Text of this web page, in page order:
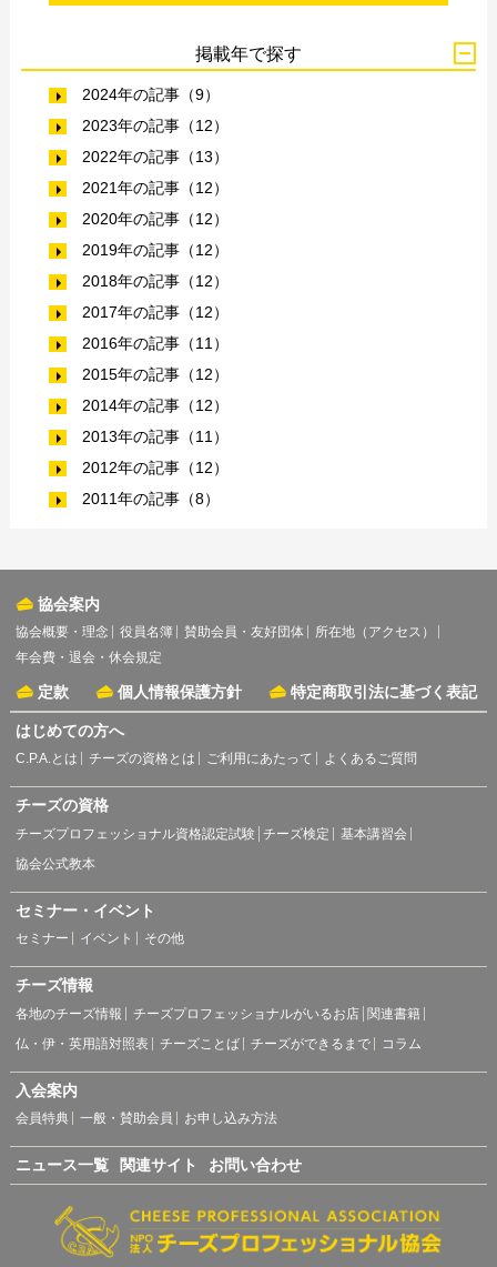
掲載年で探す
2024年の記事（9）
2023年の記事（12）
2022年の記事（13）
2021年の記事（12）
2020年の記事（12）
2019年の記事（12）
2018年の記事（12）
2017年の記事（12）
2016年の記事（11）
2015年の記事（12）
2014年の記事（12）
2013年の記事（11）
2012年の記事（12）
2011年の記事（8）
協会案内
協会概要・理念 役員名簿 賛助会員・友好団体
所在地（アクセス）
年会費・退会・休会規定
定款 個人情報保護方針 特定商取引法に基づく表記
はじめての方へ
C.P.A.とは チーズの資格とは ご利用にあたって よくあるご質問
チーズの資格
チーズプロフェッショナル資格認定試験 チーズ検定
基本講習会
協会公式教本
セミナー・イベント
セミナー イベント その他
チーズ情報
各地のチーズ情報 チーズプロフェッショナルがいるお店 関連書籍
仏・伊・英用語対照表
チーズことば チーズができるまで コラム
入会案内
会員特典 一般・賛助会員 お申し込み方法
ニュース一覧 関連サイト お問い合わせ